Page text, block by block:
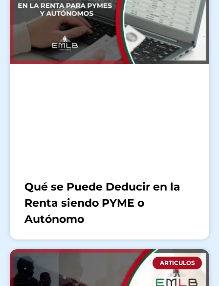
Qué se Puede Deducir en la
Renta siendo PYME o
Autónomo
ARTICULOS